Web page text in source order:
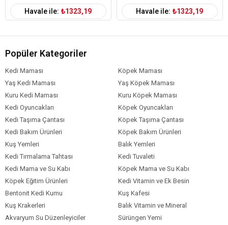
Havale ile: ₺1323,19 Havale ile: ₺1323,19
Popüler Kategoriler
Kedi Maması
Köpek Maması
Yaş Kedi Maması
Yaş Köpek Maması
Kuru Kedi Maması
Kuru Köpek Maması
Kedi Oyuncakları
Köpek Oyuncakları
Kedi Taşıma Çantası
Köpek Taşıma Çantası
Kedi Bakım Ürünleri
Köpek Bakım Ürünleri
Kuş Yemleri
Balık Yemleri
Kedi Tırmalama Tahtası
Kedi Tuvaleti
Kedi Mama ve Su Kabı
Köpek Mama ve Su Kabı
Köpek Eğitim Ürünleri
Kedi Vitamin ve Ek Besin
Bentonit Kedi Kumu
Kuş Kafesi
Kuş Krakerleri
Balık Vitamin ve Mineral
Akvaryum Su Düzenleyiciler
Sürüngen Yemi